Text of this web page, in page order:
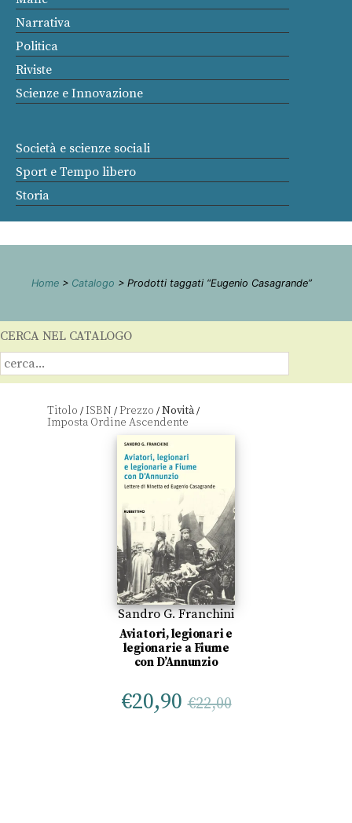
Narrativa
Politica
Riviste
Scienze e Innovazione
Società e scienze sociali
Sport e Tempo libero
Storia
Home > Catalogo > Prodotti taggati “Eugenio Casagrande”
CERCA NEL CATALOGO
Titolo /ISBN /Prezzo /Novità/
Sandro G. Franchini
Aviatori, legionari e
legionarie a Fiume
con D’Annunzio
€20,90 €22,00